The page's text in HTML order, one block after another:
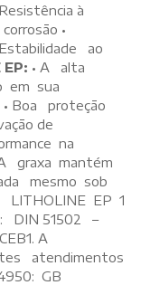
à
•
ao
• A alta
em sua
Boa proteção
de
na
graxa mantém
mesmo sob
LITHOLINE EP 1
DIN 51502 –
A
atendimentos
GB